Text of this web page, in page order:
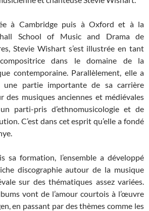
à Cambridge puis à Oxford et à la
School of Music and Drama de
Stevie Wishart s’est illustrée en tant
dans le domaine de la
contemporaine. Parallèlement, elle a
une partie importante de sa carrière
des musiques anciennes et médiévales
parti-pris d’ethnomusicologie et de
C’est dans cet esprit qu’elle a fondé
sa formation, l’ensemble a développé
discographie autour de la musique
sur des thématiques assez variées.
vont de l’amour courtois à l’œuvre
en passant par des thèmes comme les